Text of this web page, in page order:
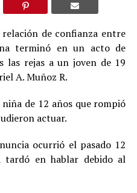
de confianza entre
terminó en un acto de
las rejas a un joven de 19
A. Muñoz R.
de 12 años que rompió
actuar.
ocurrió el pasado 12
en hablar debido al